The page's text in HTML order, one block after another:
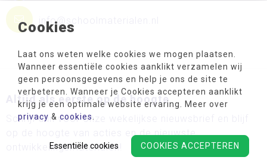
Cookies
Laat ons weten welke cookies we mogen plaatsen.
Wanneer essentiële cookies aanklikt verzamelen wij
geen persoonsgegevens en help je ons de site te
verbeteren. Wanneer je Cookies accepteren aanklikt
krijg je een optimale website ervaring. Meer over
privacy & cookies.
COOKIES ACCEPTEREN
Essentiële cookies
info@schoolmaterialen.nl
Altijd als eerste op de hoogte
Schrijf u in voor onze wekelijkse nieuwsbrief en blijf
op de hoogte van acties en de nieuwste
ontwikkelingsmaterialen!